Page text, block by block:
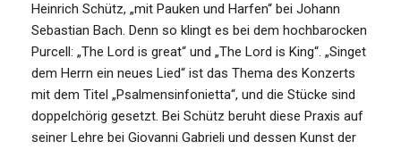
Heinrich Schütz, „mit Pauken und Harfen“ bei Johann
Sebastian Bach. Denn so klingt es bei dem hochbarocken
Purcell: „The Lord is great“ und „The Lord is King“. „Singet
dem Herrn ein neues Lied“ ist das Thema des Konzerts
mit dem Titel „Psalmensinfonietta“, und die Stücke sind
doppelchörig gesetzt. Bei Schütz beruht diese Praxis auf
seiner Lehre bei Giovanni Gabrieli und dessen Kunst der